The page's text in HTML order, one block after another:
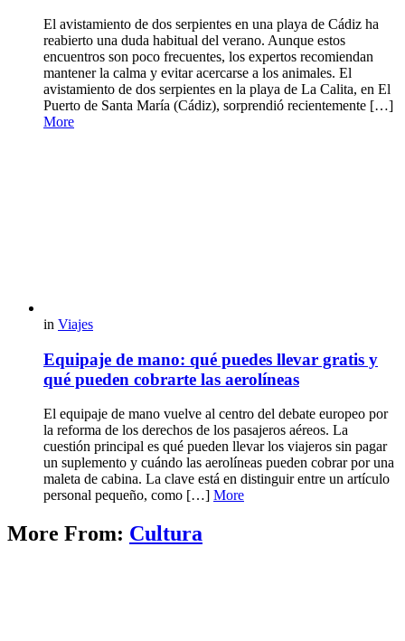
El avistamiento de dos serpientes en una playa de Cádiz ha
reabierto una duda habitual del verano. Aunque estos
encuentros son poco frecuentes, los expertos recomiendan
mantener la calma y evitar acercarse a los animales. El
avistamiento de dos serpientes en la playa de La Calita, en El
Puerto de Santa María (Cádiz), sorprendió recientemente […]
More
in Viajes
Equipaje de mano: qué puedes llevar gratis y
qué pueden cobrarte las aerolíneas
El equipaje de mano vuelve al centro del debate europeo por
la reforma de los derechos de los pasajeros aéreos. La
cuestión principal es qué pueden llevar los viajeros sin pagar
un suplemento y cuándo las aerolíneas pueden cobrar por una
maleta de cabina. La clave está en distinguir entre un artículo
personal pequeño, como […] More
More From: Cultura